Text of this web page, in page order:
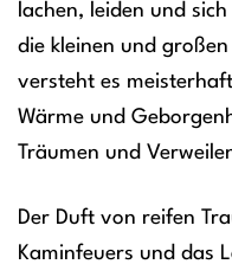
lachen, leiden und
die kleinen und
versteht es
Wärme und
Träumen und
Der Duft von reifen
Kaminfeuers und das